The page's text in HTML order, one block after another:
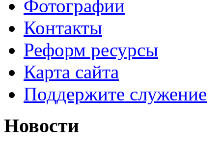
Фотографии
Контакты
Реформ ресурсы
Карта сайта
Поддержите служение
Новости